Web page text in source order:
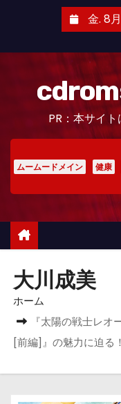
金. 8
PR：本サイ
ムームードメイン 健康
大川成美
ホーム
『太陽の戦士レ
[前編]』の魅力に迫る！